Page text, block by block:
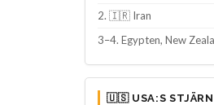
2. 🇮🇷 Iran
3–4. Egypten, New
🇺🇸 USA:S